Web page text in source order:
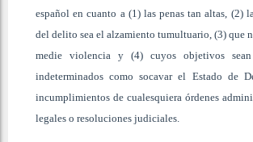
español en cuanto a (1) las penas tan altas, (2)
del delito sea el alzamiento tumultuario, (3) que
medie violencia y (4) cuyos objetivos
indeterminados como socavar el Estado de
incumplimientos de cualesquiera órdenes
legales o resoluciones judiciales.